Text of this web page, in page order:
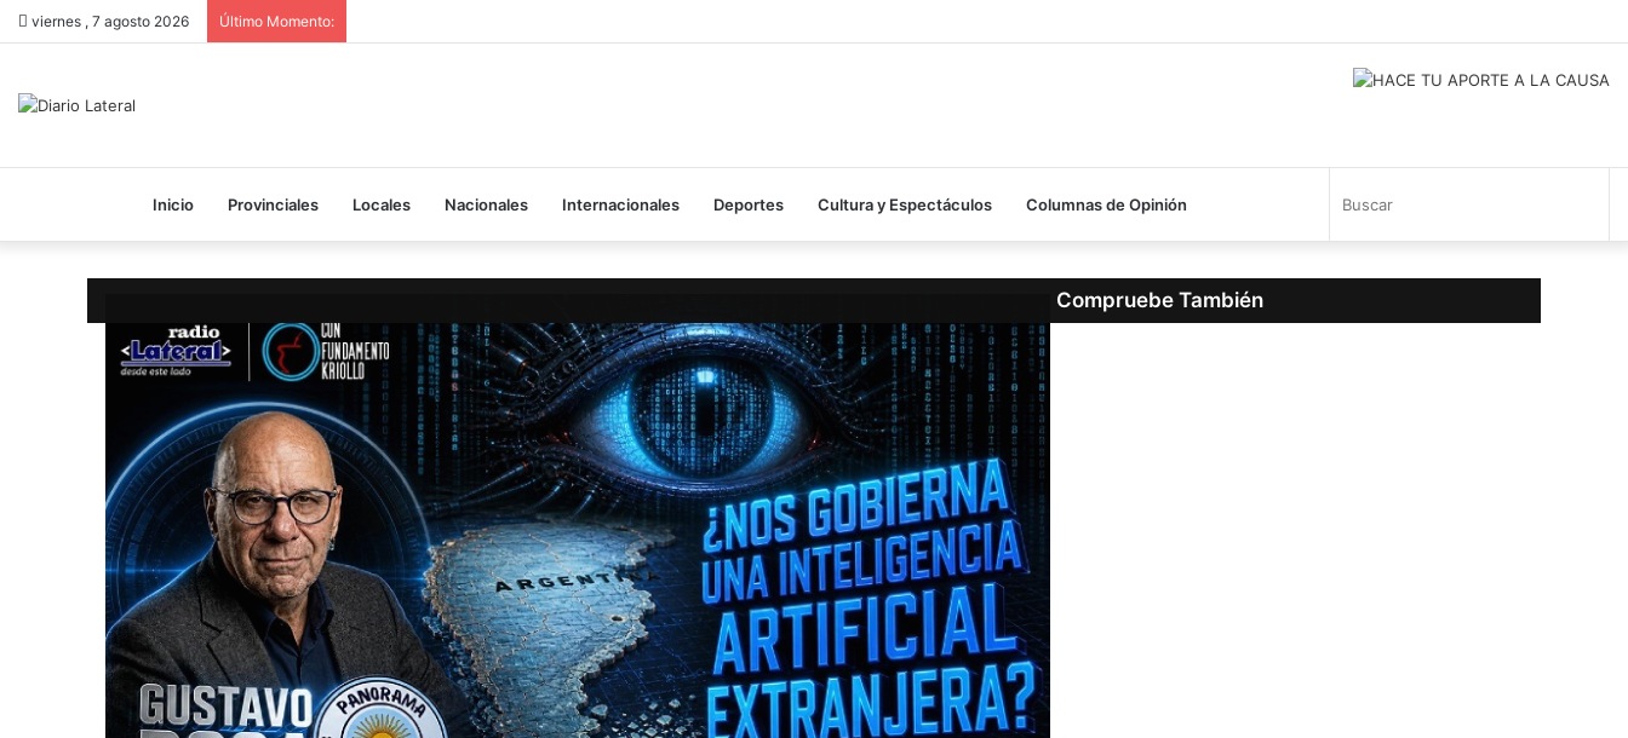
viernes , 7 agosto 2026 Último Momento:
Inicio Provinciales Locales Nacionales Internacionales Deportes Cultura y Espectáculos Columnas de Opinión
Compruebe También
Cerrar